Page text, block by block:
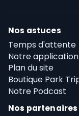
Nos astuces
Temps d'attente
Notre
Plan du site
Boutique Park
Notre Podcast
Nos partenaires